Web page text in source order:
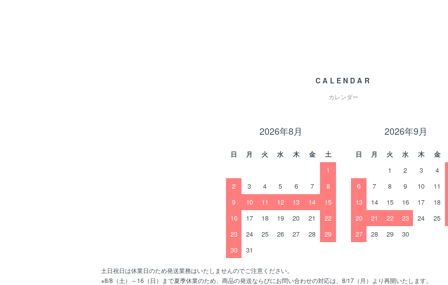
CALENDAR
カレンダー
2026年8月
日 月 火 水 木 金
土
1
2
3 4 5 6 7
8
9
10 11 12 13 14
15
16
17 18 19 20 21
22
23
24 25 26 27 28
29
30
31
2026年9月
日 月 火 水 木 金
1
2 3 4
6
7 8 9 10 11
13
14 15 16 17 18
20
21 22 23 24 25
27
28 29 30
土日祝日は休業日のため発送業務はいたしませんのでご注意ください。
※8/8（土）～16（日）まで夏季休業のため、商品の発送ならびにお問い合わせの対応は、8/17（月）より再開いたします。